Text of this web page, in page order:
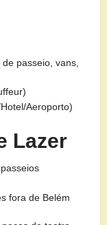
passeio, vans,
Aeroporto)
Lazer
fora de Belém